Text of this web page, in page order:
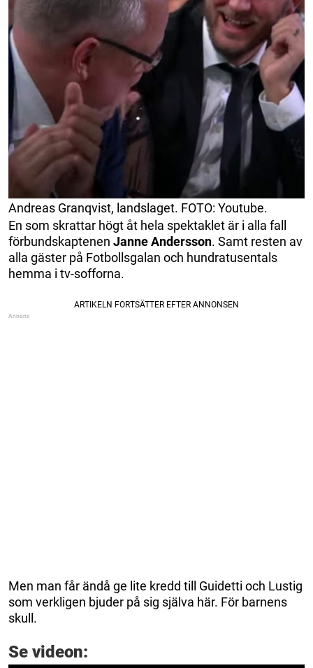
Andreas Granqvist, landslaget. FOTO: Youtube.
En som skrattar högt åt hela spektaklet är i alla fall
förbundskaptenen Janne Andersson. Samt resten av
alla gäster på Fotbollsgalan och hundratusentals
hemma i tv-sofforna.
Men man får ändå ge lite kredd till Guidetti och Lustig
som verkligen bjuder på sig själva här. För barnens
skull.
Se videon: